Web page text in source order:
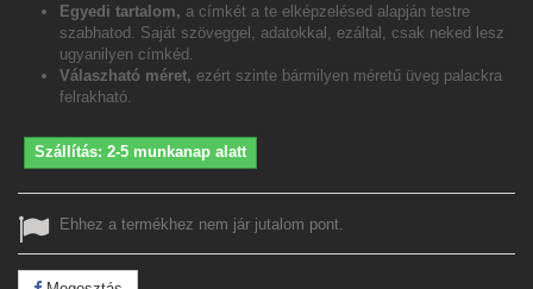
Egyedi tartalom, a címkét a te elképzelésed alapján testre
szabhatod. Saját szöveggel, adatokkal, ezáltal, csak neked lesz
ugyanilyen címkéd.
Válaszható méret, ezért szinte bármilyen méretű üveg palackra
felrakható.
Szállítás: 2-5 munkanap alatt
Ehhez a termékhez nem jár jutalom pont.